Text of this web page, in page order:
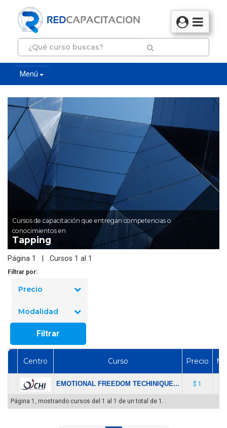
Menú
Cursos de capacitación que entregan competencias o
conocimientos en
Tapping
Página 1 | Cursos 1 al 1
Filtrar por:
Precio
Modalidad
Filtrar
Centro Curso Precio
EMOTIONAL FREEDOM TECHINIQUE... $ 1
Página 1, mostrando cursos del 1 al 1 de un total de 1. .